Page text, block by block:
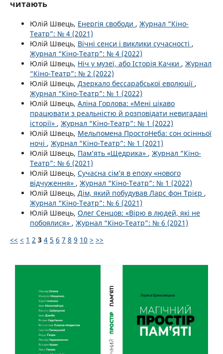
читають
Юлій Швець, Енергія свободи , Журнал “Кіно-
Театр”: № 4 (2021)
Юлій Швець, Вічні сенси і виклики сучасності ,
Журнал “Кіно-Театр”: № 4 (2022)
Юлій Швець, Ніч у музеї, або Історія Качки , Журнал
“Кіно-Театр”: № 2 (2022)
Юлій Швець, Дзеркало бессарабської еволюції ,
Журнал “Кіно-Театр”: № 1 (2022)
Юлій Швець, Аліна Горлова: «Мені цікаво
працювати з реальністю й розповідати невигадані
історії» , Журнал “Кіно-Театр”: № 1 (2022)
Юлій Швець, Мельпомена ПростоНеба: сон осінньої
ночі , Журнал “Кіно-Театр”: № 1 (2021)
Юлій Швець, Пам’ять «Щедрика» , Журнал “Кіно-
Театр”: № 6 (2021)
Юлій Швець, Сучасна сім’я в епоху «нового
відчуження» , Журнал “Кіно-Театр”: № 1 (2022)
Юлій Швець, Дім, який побудував Ларс фон Трієр ,
Журнал “Кіно-Театр”: № 6 (2021)
Юлій Швець, Олег Сенцов: «Вірю в людей, які не
побоялися» , Журнал “Кіно-Театр”: № 6 (2021)
<< < 1 2 3 4 5 6 7 8 9 10 > >>